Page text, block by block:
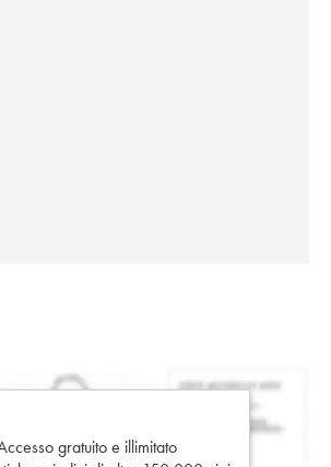
gratuito e illimitato